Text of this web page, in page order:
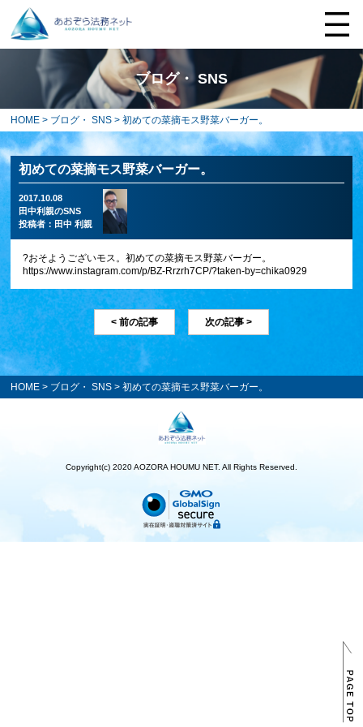
ブログ・ SNS
HOME > ブログ・ SNS > 初めての菜摘モス野菜バーガー。
初めての菜摘モス野菜バーガー。
2017.10.08
田中利親のSNS
投稿者： 田中 利親
?おそようございモス。初めての菜摘モス野菜バーガー。
https://www.instagram.com/p/BZ-Rrzrh7CP/?taken-by=chika0929
< 前の記事 次の記事 >
HOME > ブログ・ SNS > 初めての菜摘モス野菜バーガー。
Copyright(c) 2020 AOZORA HOUMU NET. All Rights Reserved.